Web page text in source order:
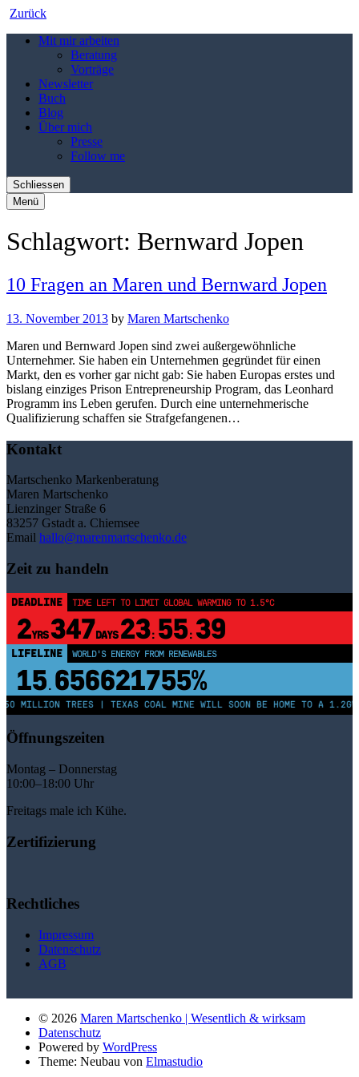
Zurück
Mit mir arbeiten
Beratung
Vorträge
Newsletter
Buch
Blog
Über mich
Presse
Follow me
Schliessen
Menü
Schlagwort: Bernward Jopen
10 Fragen an Maren und Bernward Jopen
13. November 2013 by Maren Martschenko
Maren und Bernward Jopen sind zwei außergewöhnliche
Unternehmer. Sie haben ein Unternehmen gegründet für einen
Markt, den es vorher gar nicht gab: Sie haben Europas erstes und
bislang einziges Prison Entrepreneurship Program, das Leonhard
Programm ins Leben gerufen. Durch eine unternehmerische
Qualifizierung schaffen sie Strafgefangenen…
Kontakt
Martschenko Markenberatung
Maren Martschenko
Lienzinger Straße 6
83257 Gstadt a. Chiemsee
Email hallo@marenmartschenko.de
Zeit zu handeln
DEADLINE TIME LEFT TO LIMIT GLOBAL WARMING TO 1.5°C
2YRS347DAYS 23: 55: 39
LIFELINE WORLD'S ENERGY FROM RENEWABLES
15. 656621755%
MILLION TREES | TEXAS COAL MINE WILL SOON BE HOME TO A
Öffnungszeiten
Montag – Donnerstag
10:00–18:00 Uhr
Freitags male ich Kühe.
Zertifizierung
Rechtliches
Impressum
Datenschutz
AGB
© 2026 Maren Martschenko | Wesentlich & wirksam
Datenschutz
Powered by WordPress
Theme: Neubau von Elmastudio